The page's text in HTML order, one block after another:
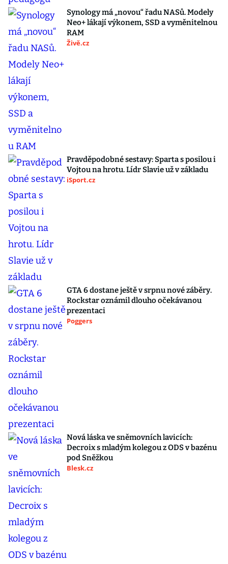
Synology má „novou“ řadu NASů. Modely
Neo+ lákají výkonem, SSD a vyměnitelnou
RAM
Živě.cz
Pravděpodobné sestavy: Sparta s posilou i
Vojtou na hrotu. Lídr Slavie už v základu
iSport.cz
GTA 6 dostane ještě v srpnu nové záběry.
Rockstar oznámil dlouho očekávanou
prezentaci
Poggers
Nová láska ve sněmovních lavicích:
Decroix s mladým kolegou z ODS v bazénu
pod Sněžkou
Blesk.cz